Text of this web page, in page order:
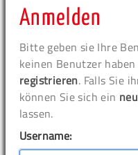
Anmelden
Bitte geben sie Ihre
keinen Benutzer
registrieren. Falls Sie
können Sie sich ein
lassen.
Username: